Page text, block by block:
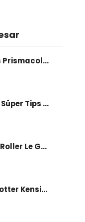
Lápices De Colores Prismacolor Junior Con 12 Dual
Plumones Crayola Súper Tips Con 50
Bolígrafo Zebra J-Roller Le Gel 0.7 Mm Azul
Bolígrafo Parker Jotter Kensington Ct Bp